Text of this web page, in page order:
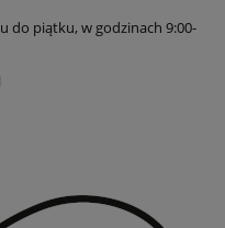
do piątku, w godzinach 9:00-